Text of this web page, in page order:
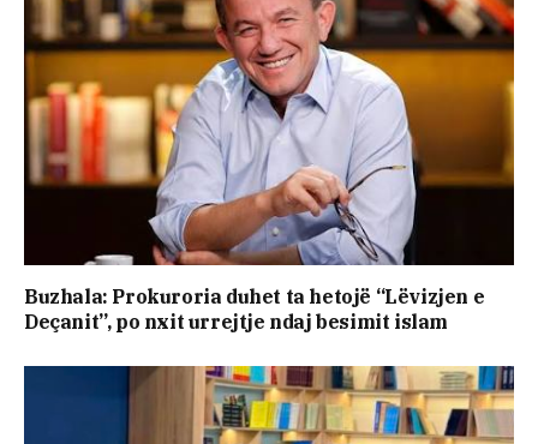
Buzhala: Prokuroria duhet ta hetojë “Lëvizjen e
Deçanit”, po nxit urrejtje ndaj besimit islam